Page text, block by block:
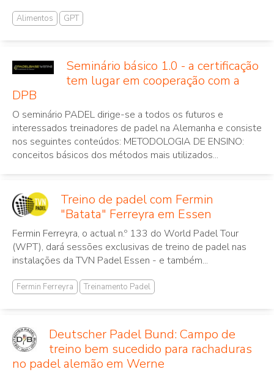
Alimentos GPT
Seminário básico 1.0 - a certificação
tem lugar em cooperação com a
DPB
O seminário PADEL dirige-se a todos os futuros e
interessados treinadores de padel na Alemanha e consiste
nos seguintes conteúdos: METODOLOGIA DE ENSINO:
conceitos básicos dos métodos mais utilizados...
Treino de padel com Fermin
"Batata" Ferreyra em Essen
Fermin Ferreyra, o actual n.º 133 do World Padel Tour
(WPT), dará sessões exclusivas de treino de padel nas
instalações da TVN Padel Essen - e também...
Fermin Ferreyra Treinamento Padel
Deutscher Padel Bund: Campo de
treino bem sucedido para rachaduras
no padel alemão em Werne